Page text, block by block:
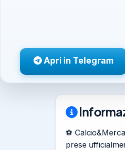
Apri in Telegram
⚽️
prese